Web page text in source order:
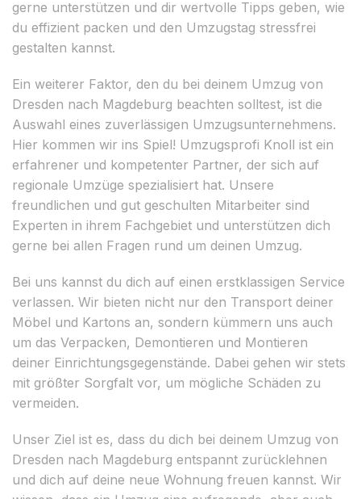
gerne unterstützen und dir wertvolle Tipps geben, wie
du effizient packen und den Umzugstag stressfrei
gestalten kannst.
Ein weiterer Faktor, den du bei deinem Umzug von
Dresden nach Magdeburg beachten solltest, ist die
Auswahl eines zuverlässigen Umzugsunternehmens.
Hier kommen wir ins Spiel! Umzugsprofi Knoll ist ein
erfahrener und kompetenter Partner, der sich auf
regionale Umzüge spezialisiert hat. Unsere
freundlichen und gut geschulten Mitarbeiter sind
Experten in ihrem Fachgebiet und unterstützen dich
gerne bei allen Fragen rund um deinen Umzug.
Bei uns kannst du dich auf einen erstklassigen Service
verlassen. Wir bieten nicht nur den Transport deiner
Möbel und Kartons an, sondern kümmern uns auch
um das Verpacken, Demontieren und Montieren
deiner Einrichtungsgegenstände. Dabei gehen wir stets
mit größter Sorgfalt vor, um mögliche Schäden zu
vermeiden.
Unser Ziel ist es, dass du dich bei deinem Umzug von
Dresden nach Magdeburg entspannt zurücklehnen
und dich auf deine neue Wohnung freuen kannst. Wir